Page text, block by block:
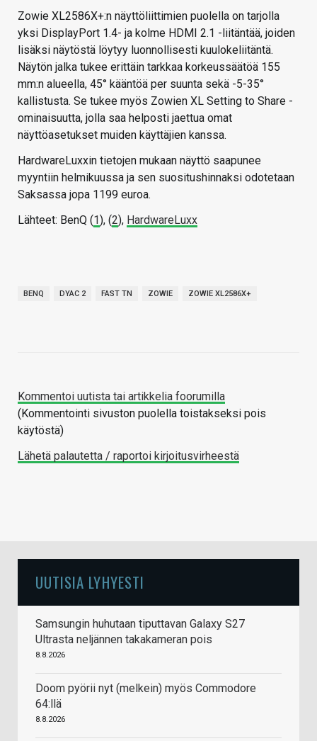
Zowie XL2586X+:n näyttöliittimien puolella on tarjolla
yksi DisplayPort 1.4- ja kolme HDMI 2.1 -liitäntää, joiden
lisäksi näytöstä löytyy luonnollisesti kuulokeliitäntä.
Näytön jalka tukee erittäin tarkkaa korkeussäätöä 155
mm:n alueella, 45° kääntöä per suunta sekä -5-35°
kallistusta. Se tukee myös Zowien XL Setting to Share -
ominaisuutta, jolla saa helposti jaettua omat
näyttöasetukset muiden käyttäjien kanssa.
HardwareLuxxin tietojen mukaan näyttö saapunee
myyntiin helmikuussa ja sen suositushinnaksi odotetaan
Saksassa jopa 1199 euroa.
Lähteet: BenQ (1), (2), HardwareLuxx
BENQ DYAC 2 FAST TN ZOWIE ZOWIE XL2586X+
Kommentoi uutista tai artikkelia foorumilla
(Kommentointi sivuston puolella toistakseksi pois
käytöstä)
Lähetä palautetta / raportoi kirjoitusvirheestä
UUTISIA LYHYESTI
Samsungin huhutaan tiputtavan Galaxy S27
Ultrasta neljännen takakameran pois
8.8.2026
Doom pyörii nyt (melkein) myös Commodore
64:llä
8.8.2026